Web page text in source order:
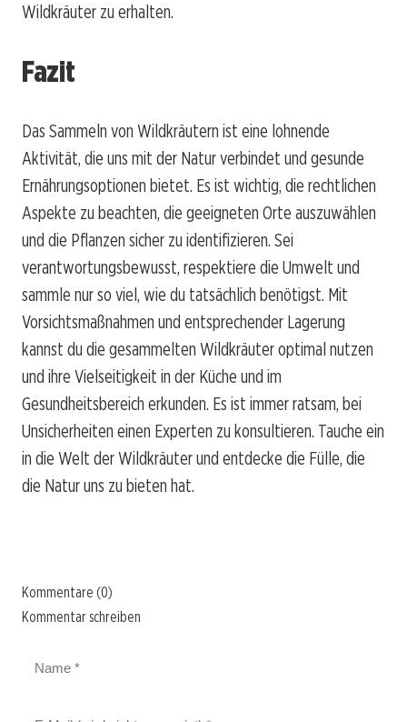
Wildkräuter zu erhalten.
Fazit
Das Sammeln von Wildkräutern ist eine lohnende
Aktivität, die uns mit der Natur verbindet und gesunde
Ernährungsoptionen bietet. Es ist wichtig, die rechtlichen
Aspekte zu beachten, die geeigneten Orte auszuwählen
und die Pflanzen sicher zu identifizieren. Sei
verantwortungsbewusst, respektiere die Umwelt und
sammle nur so viel, wie du tatsächlich benötigst. Mit
Vorsichtsmaßnahmen und entsprechender Lagerung
kannst du die gesammelten Wildkräuter optimal nutzen
und ihre Vielseitigkeit in der Küche und im
Gesundheitsbereich erkunden. Es ist immer ratsam, bei
Unsicherheiten einen Experten zu konsultieren. Tauche ein
in die Welt der Wildkräuter und entdecke die Fülle, die
die Natur uns zu bieten hat.
Kommentare (0)
Kommentar schreiben